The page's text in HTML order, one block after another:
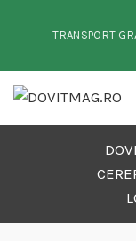
TRANSPORT